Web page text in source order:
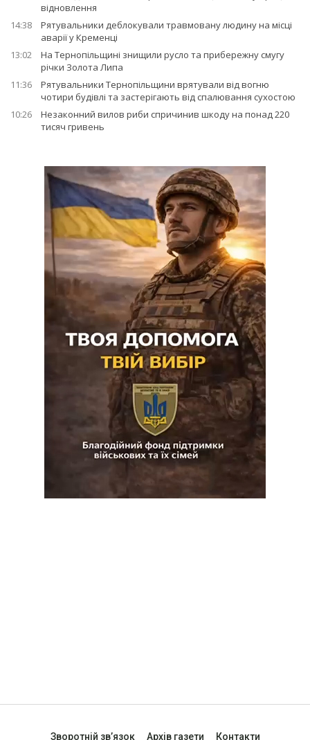
відновлення
14:38
Рятувальники деблокували травмовану людину на місці
аварії у Кременці
13:02
На Тернопільщині знищили русло та прибережну смугу
річки Золота Липа
11:36
Рятувальники Тернопільщини врятували від вогню
чотири будівлі та застерігають від спалювання сухостою
10:26
Незаконний вилов риби спричинив шкоду на понад 220
тисяч гривень
Зворотній зв’язок Архів газети Контакти